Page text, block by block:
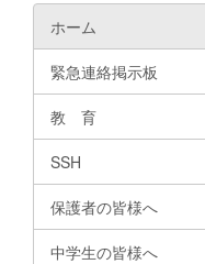
ホーム
緊急連絡掲示板
教 育
SSH
保護者の皆様へ
中学生の皆様へ